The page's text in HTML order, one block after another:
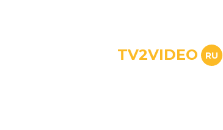
TV2VIDEO RU